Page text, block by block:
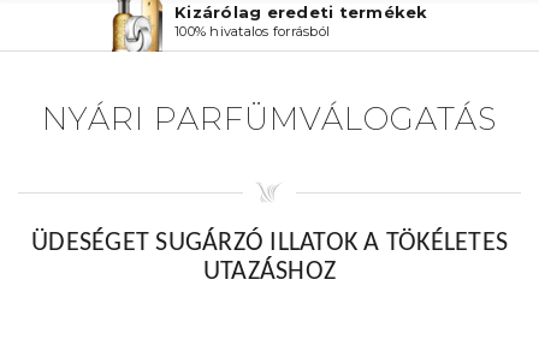
Kizárólag eredeti termékek
100% hivatalos forrásból
NYÁRI PARFÜMVÁLOGATÁS
ÜDESÉGET SUGÁRZÓ ILLATOK A TÖKÉLETES
UTAZÁSHOZ